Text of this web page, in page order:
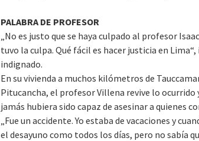
PALABRA DE PROFESOR
„No es justo que se haya culpado al profesor
tuvo la culpa. Qué fácil es hacer justicia en
indignado.
En su vivienda a muchos kilómetros de
Pitucancha, el profesor Villena revive lo ocurrido
jamás hubiera sido capaz de asesinar a quienes
„Fue un accidente. Yo estaba de vacaciones y
el desayuno como todos los días, pero no sabía